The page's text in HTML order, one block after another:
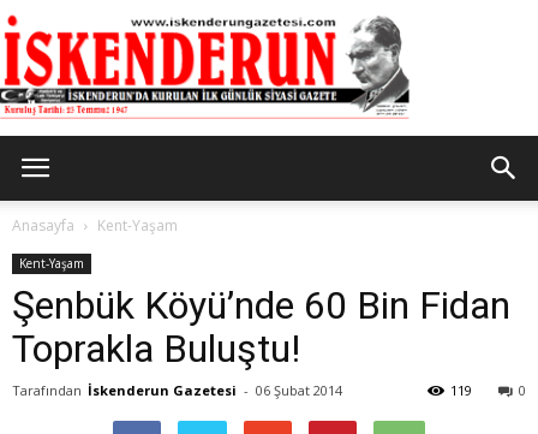
Gazetesi
Anasayfa Kent-Yaşam
Kent-Yaşam
Şenbük Köyü’nde 60 Bin Fidan
Toprakla Buluştu!
Tarafından İskenderun Gazetesi - 06 Şubat 2014 0
119